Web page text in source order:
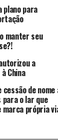
os novos
Normativa
da IN SRF
de
plano para
manter seu
a
China
de nome
o lar que
própria